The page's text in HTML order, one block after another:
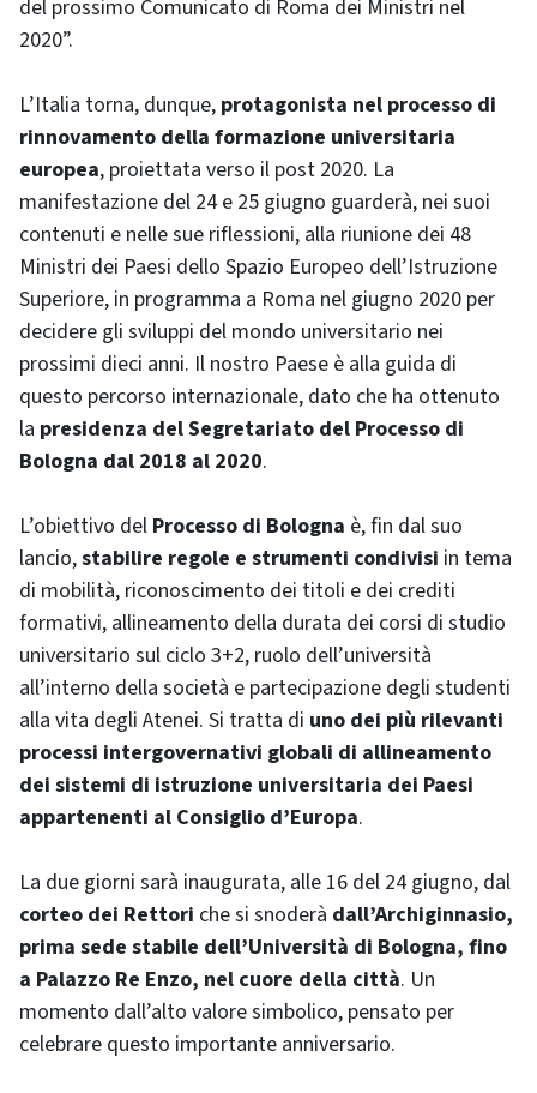
del prossimo Comunicato di Roma dei Ministri nel
2020”.
L’Italia torna, dunque, protagonista nel processo di
rinnovamento della formazione universitaria
europea, proiettata verso il post 2020. La
manifestazione del 24 e 25 giugno guarderà, nei suoi
contenuti e nelle sue riflessioni, alla riunione dei 48
Ministri dei Paesi dello Spazio Europeo dell’Istruzione
Superiore, in programma a Roma nel giugno 2020 per
decidere gli sviluppi del mondo universitario nei
prossimi dieci anni. Il nostro Paese è alla guida di
questo percorso internazionale, dato che ha ottenuto
la presidenza del Segretariato del Processo di
Bologna dal 2018 al 2020.
L’obiettivo del Processo di Bologna è, fin dal suo
lancio,stabilire regole e strumenti condivisi in tema
di mobilità, riconoscimento dei titoli e dei crediti
formativi, allineamento della durata dei corsi di studio
universitario sul ciclo 3+2, ruolo dell’università
all’interno della società e partecipazione degli studenti
alla vita degli Atenei. Si tratta di uno dei più rilevanti
processi intergovernativi globali di allineamento
dei sistemi di istruzione universitaria dei Paesi
appartenenti al Consiglio d’Europa.
La due giorni sarà inaugurata, alle 16 del 24 giugno, dal
corteo dei Rettori che si snoderà dall’Archiginnasio,
prima sede stabile dell’Università di Bologna, fino
a Palazzo Re Enzo, nel cuore della città. Un
momento dall’alto valore simbolico, pensato per
celebrare questo importante anniversario.